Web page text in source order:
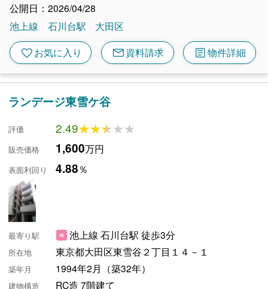
公開日：2026/04/28
池上線
石川台駅 大田区
favoriteお気に入り mail資料請求 article物件詳細
ランデージ東雪ケ谷
評価 2.49★★★★★
★★★★★
販売価格 1,600万円
表面利回り 4.88％
最寄り駅 池上線 石川台駅 徒歩3分
所在地 東京都大田区東雪谷２丁目１４－１
築年月 1994年2月（築32年）
建物構造 RC造 7階建て